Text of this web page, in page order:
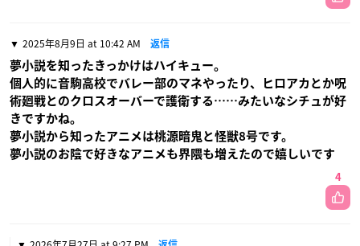
2025年8月9日 at 10:42 AM 返信
夢小説を知ったきっかけはハイキュー。
個人的に音駒高校でバレー部のマネやったり、ヒロアカとか呪
術廻戦とのクロスオーバーで護衛する……みたいなシチュが好
きですかね。
夢小説から知ったアニメは桃源暗鬼と怪獣8号です。
夢小説のお陰で好きなアニメも界隈も増えたので嬉しいです
4